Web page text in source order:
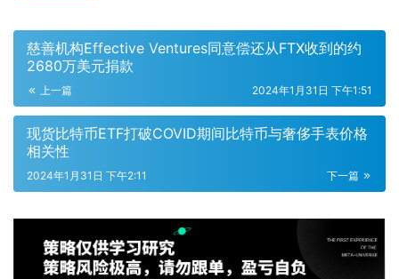
慈善机构Effective Ventures同意偿还从FTX收到的约
2680万美元捐款
上一篇 2024年1月31日 下午1:51
现货比特币ETF打破COVID期间比特币与奢侈手表价格
相关性
下一篇
2024年1月31日 下午2:11